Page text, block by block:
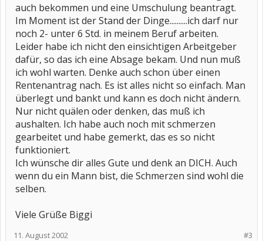
auch bekommen und eine Umschulung beantragt.
Im Moment ist der Stand der Dinge..........ich darf nur
noch 2- unter 6 Std. in meinem Beruf arbeiten.
Leider habe ich nicht den einsichtigen Arbeitgeber
dafür, so das ich eine Absage bekam. Und nun muß
ich wohl warten. Denke auch schon über einen
Rentenantrag nach. Es ist alles nicht so einfach. Man
überlegt und bankt und kann es doch nicht ändern.
Nur nicht quälen oder denken, das muß ich
aushalten. Ich habe auch noch mit schmerzen
gearbeitet und habe gemerkt, das es so nicht
funktioniert.
Ich wünsche dir alles Gute und denk an DICH. Auch
wenn du ein Mann bist, die Schmerzen sind wohl die
selben.
Viele Grüße Biggi
#3
11. August 2002